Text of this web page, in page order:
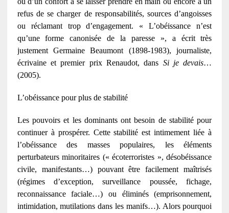
refus de se charger de responsabilités, sources d’angoisses
ou réclamant trop d’engagement. « L’obéissance n’est
qu’une forme canonisée de la paresse », a écrit très
justement Germaine Beaumont (1898-1983), journaliste,
écrivaine et premier prix Renaudot, dans Si je devais…
(2005).
L’obéissance pour plus de stabilité
Les pouvoirs et les dominants ont besoin de stabilité pour
continuer à prospérer. Cette stabilité est intimement liée à
l’obéissance des masses populaires, les éléments
perturbateurs minoritaires (« écoterroristes », désobéissance
civile, manifestants…) pouvant être facilement maîtrisés
(régimes d’exception, surveillance poussée, fichage,
reconnaissance faciale…) ou éliminés (emprisonnement,
intimidation, mutilations dans les manifs…). Alors pourquoi